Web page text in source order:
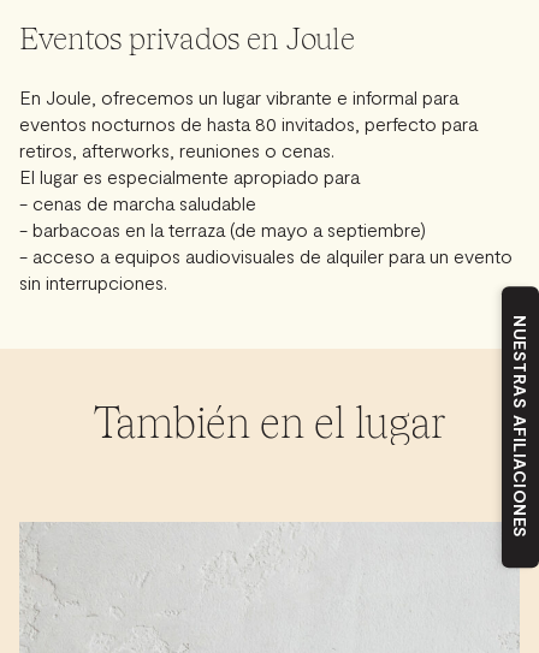
Eventos privados en Joule
En Joule, ofrecemos un lugar vibrante e informal para
eventos nocturnos de hasta 80 invitados, perfecto para
retiros, afterworks, reuniones o cenas.
El lugar es especialmente apropiado para
- cenas de marcha saludable
- barbacoas en la terraza (de mayo a septiembre)
- acceso a equipos audiovisuales de alquiler para un evento
sin interrupciones.
También en el lugar NUESTRAS AFILIACIONES